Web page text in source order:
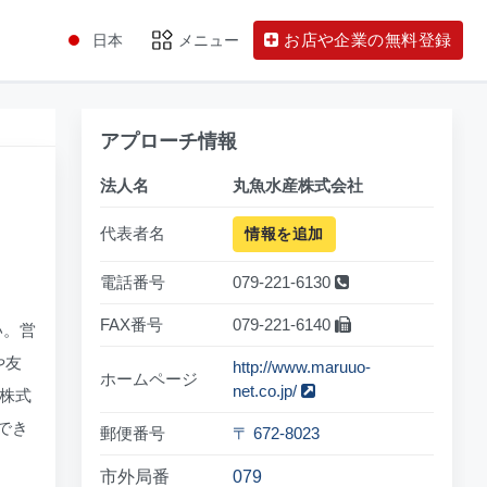
日本 メニュー お店や企業の無料登録
営
友
式
き
アプローチ情報
法人名 丸魚水産株式会社
代表者名 情報を追加
電話番号 079-221-6130
FAX番号 079-221-6140
ホームページ
http://www.maruuo-
net.co.jp/
郵便番号 〒 672-8023
市外局番 079